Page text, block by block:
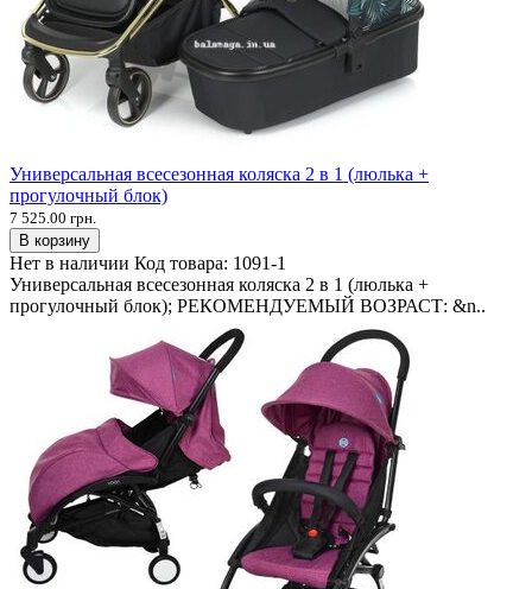
Универсальная всесезонная коляска 2 в 1 (люлька +
прогулочный блок)
7 525.00 грн.
В корзину
Нет в наличии Код товара: 1091-1
Универсальная всесезонная коляска 2 в 1 (люлька +
прогулочный блок); РЕКОМЕНДУЕМЫЙ ВОЗРАСТ: &n..